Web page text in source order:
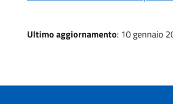
Ultimo aggiornamento: 10 gennaio